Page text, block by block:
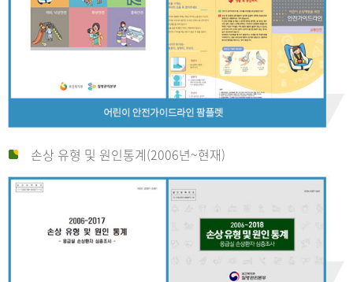
손상 유형 및 원인통계(2006년~현재)